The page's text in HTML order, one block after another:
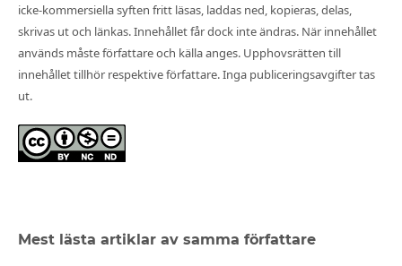
icke-kommersiella syften fritt läsas, laddas ned, kopieras, delas,
skrivas ut och länkas. Innehållet får dock inte ändras. När innehållet
används måste författare och källa anges. Upphovsrätten till
innehållet tillhör respektive författare. Inga publiceringsavgifter tas
ut.
Mest lästa artiklar av samma författare